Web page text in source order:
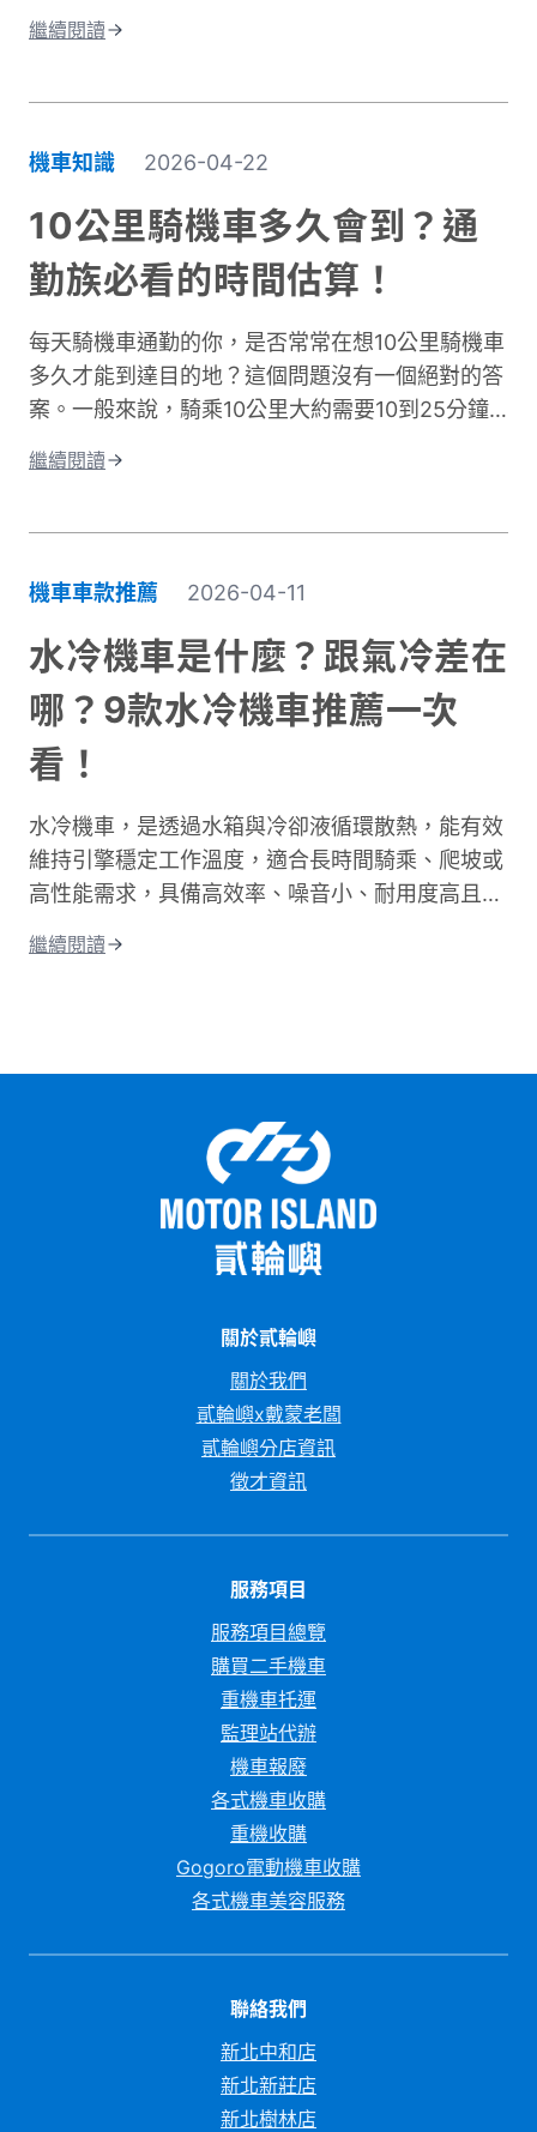
是冬季的必需品。接下來我們將深入分析如何挑選
境，許多騎士都遇過。一件真正好的騎車防曬外套
帶你了解如何挑選適合的防曬外套，讓你在烈日下
騎車依然保持舒適，不再當冤大頭。
繼續閱讀
機車知識 2026-04-22
10公里騎機車多久會到？通
勤族必看的時間估算！
每天騎機車通勤的你，是否常常在想10公里騎機車
多久才能到達目的地？這個問題沒有一個絕對的答
案。一般來說，騎乘10公里大約需要10到25分鐘
通勤時間的關鍵因素有很多。道路類型是其中之
量、個人騎乘習慣都會造成時間差異。這篇文章將
深入探討不同情況下的騎乘時間。我們會分析各種
道路類型所需的時間、說明影響通勤的主要因素。
同時也會分享實用的時間規劃技巧，讓你每天出門
前都能準確估算所需時間。不論你是新手騎士還是
資深通勤族，都能找到適合自己的參考資訊！
繼續閱讀
機車車款推薦 2026-04-11
水冷機車是什麼？跟氣冷差在
哪？9款水冷機車推薦一次
看！
水冷機車，是透過水箱與冷卻液循環散熱，能有效
維持引擎穩定工作溫度，適合長時間騎乘、爬坡或
高性能需求，具備高效率、噪音小、耐用度高且更
佳，能減少熱衰竭。這篇文章將從水冷引擎的運作
繼續閱讀
關於貳輪嶼
關於我們
貳輪嶼x戴蒙老闆
貳輪嶼分店資訊
徵才資訊
服務項目
服務項目總覽
購買二手機車
重機車托運
監理站代辦
機車報廢
各式機車收購
重機收購
Gogoro電動機車收購
各式機車美容服務
聯絡我們
新北中和店
新北新莊店
新北樹林店